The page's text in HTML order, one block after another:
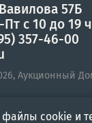
57Б
с 10 до 19
357-46-00
Аукционный
файлы cookie и